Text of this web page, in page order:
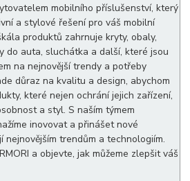
mobilního příslušenství, který
a stylové řešení pro váš mobilní
produktů zahrnuje kryty, obaly,
do auta, sluchátka a další, které jsou
na nejnovější trendy a potřeby
důraz na kvalitu a design, abychom
které nejen ochrání jejich zařízení,
a styl. S naším týmem
inovovat a přinášet nové
nejnovějším trendům a technologiím.
a objevte, jak můžeme zlepšit váš